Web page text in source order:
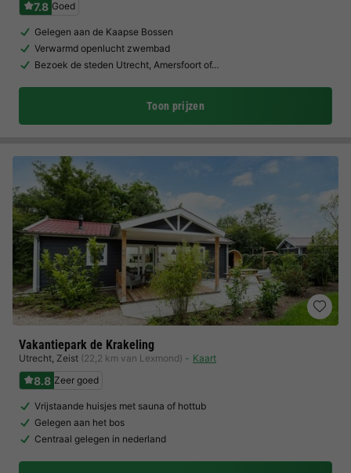
7.8 Goed
Gelegen aan de Kaapse Bossen
Verwarmd openlucht zwembad
Bezoek de steden Utrecht, Amersfoort of…
Toon prijzen
Vakantiepark de Krakeling
Utrecht, Zeist (22,2 km van Lexmond) Kaart
8.8 Zeer goed
Vrijstaande huisjes met sauna of hottub
Gelegen aan het bos
Centraal gelegen in nederland